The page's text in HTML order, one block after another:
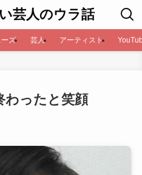
芸人のウラ話
ーズ 芸人 アーティスト
わったと笑顔